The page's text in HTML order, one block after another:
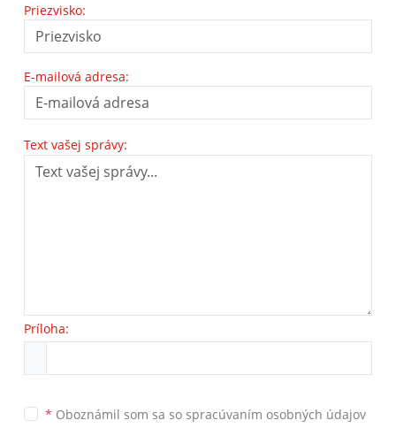
Priezvisko:
E-mailová adresa:
Text vašej správy:
Príloha:
* Oboznámil som sa so spracúvaním osobných údajov